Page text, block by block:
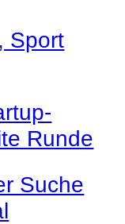
Sport
Runde
Suche